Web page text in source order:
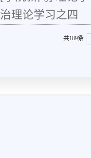
治理论学习之四
共189条